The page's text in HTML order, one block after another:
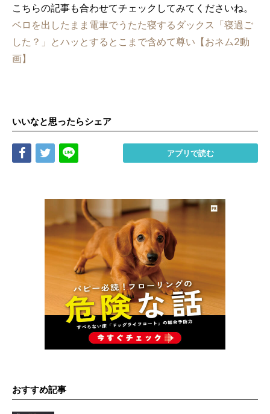
こちらの記事も合わせてチェックしてみてくださいね。
ベロを出したまま電車でうたた寝するダックス「寝過ご
した？」とハッとするとこまで含めて尊い【おネム2動
画】
いいなと思ったらシェア
Share Tweet アプリで読む
おすすめ記事